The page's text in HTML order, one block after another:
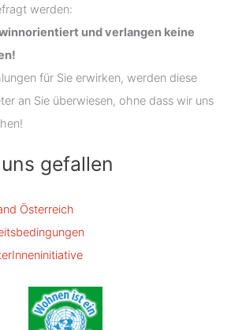
werden:
und verlangen keine
für Sie erwirken, werden diese
an Sie überwiesen, ohne dass wir uns
gefallen
Österreich